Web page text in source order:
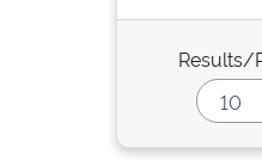
Results/